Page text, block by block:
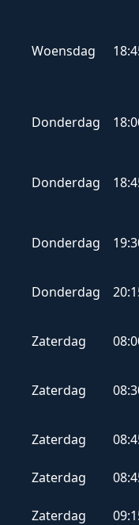
Woensdag
Donderdag
Donderdag
Donderdag
Donderdag
Zaterdag
Zaterdag
Zaterdag
Zaterdag
Zaterdag